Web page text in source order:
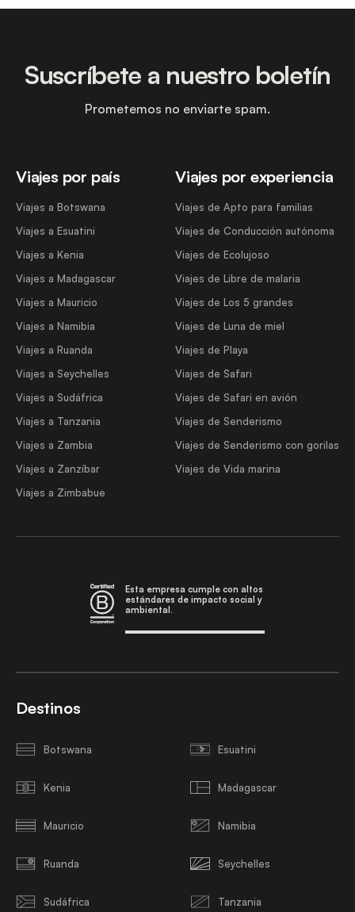
Viajes por país
Viajes a Botswana
Viajes a Esuatini
Viajes a Kenia
Viajes a Madagascar
Viajes a Mauricio
Viajes a Namibia
Viajes a Ruanda
Viajes a Seychelles
Viajes a Sudáfrica
Viajes a Tanzania
Viajes a Zambia
Viajes a Zanzíbar
Viajes a Zimbabue
Viajes por experiencia
Viajes de Apto para familias
Viajes de Conducción autónoma
Viajes de Ecolujoso
Viajes de Libre de malaria
Viajes de Los 5 grandes
Viajes de Luna de miel
Viajes de Playa
Viajes de Safari
Viajes de Safari en avión
Viajes de Senderismo
Viajes de Senderismo con gorilas
Viajes de Vida marina
Suscríbete a nuestro boletín
Prometemos no enviarte spam.
Esta empresa cumple con altos
estándares de impacto social y
ambiental.
Destinos
Botswana Esuatini
Kenia Madagascar
Mauricio Namibia
Ruanda Seychelles
Sudáfrica Tanzania